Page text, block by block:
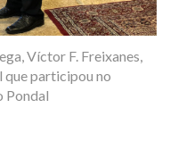
Víctor F. Freixanes,
que participou no
Pondal